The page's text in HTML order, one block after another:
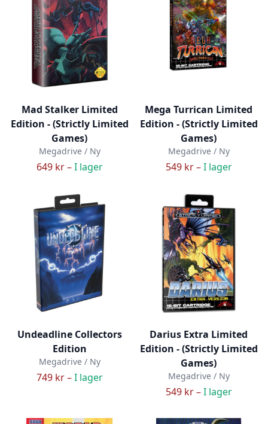
Mad Stalker Limited
Edition - (Strictly Limited
Games)
Megadrive / Ny
649 kr –I lager
Mega Turrican Limited
Edition - (Strictly Limited
Games)
Megadrive / Ny
549 kr –I lager
Undeadline Collectors
Edition
Megadrive / Ny
749 kr –I lager
Darius Extra Limited
Edition - (Strictly Limited
Games)
Megadrive / Ny
549 kr –I lager